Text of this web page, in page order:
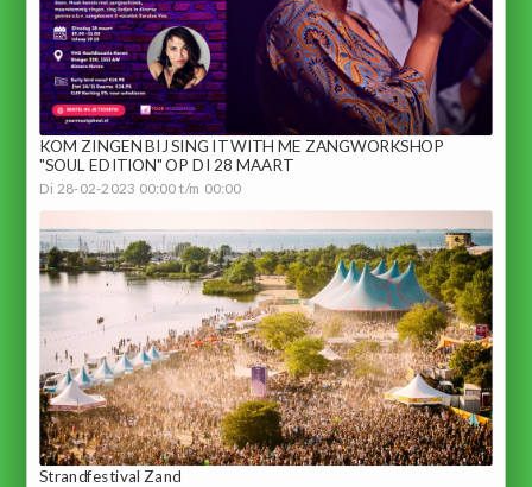
KOM ZINGEN BIJ SING IT WITH ME ZANGWORKSHOP
"SOUL EDITION" OP DI 28 MAART
Di 28-02-2023 00:00 t/m 00:00
Strandfestival Zand